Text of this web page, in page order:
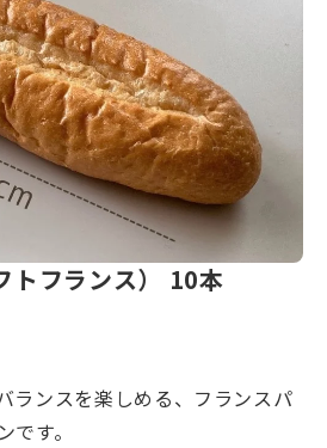
トフランス） 10本
ランスを楽しめる、フランスパ
す。